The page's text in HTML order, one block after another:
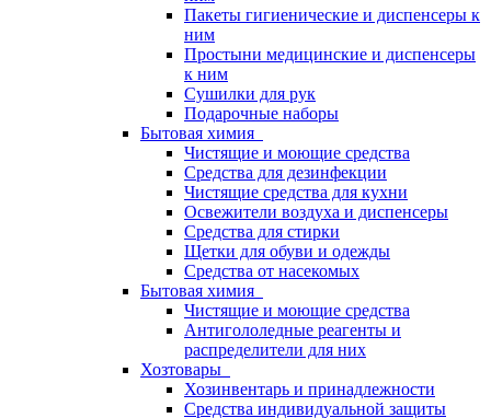
Пакеты гигиенические и диспенсеры к
ним
Простыни медицинские и диспенсеры
к ним
Сушилки для рук
Подарочные наборы
Бытовая химия
Чистящие и моющие средства
Средства для дезинфекции
Чистящие средства для кухни
Освежители воздуха и диспенсеры
Средства для стирки
Щетки для обуви и одежды
Средства от насекомых
Бытовая химия
Чистящие и моющие средства
Антигололедные реагенты и
распределители для них
Хозтовары
Хозинвентарь и принадлежности
Средства индивидуальной защиты